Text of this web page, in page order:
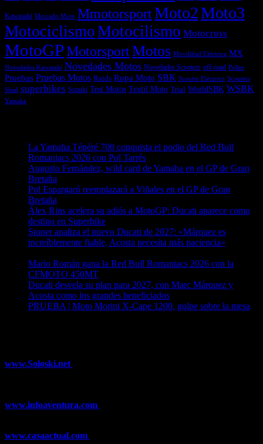
Kawasaki Mercado Moto MmotorsportMoto2Moto3
MotociclismoMotocilismo Motocross
MotoGPMotorsportMotos Movilidad Eléctrica MX
Novedades Kawasaki Novedades Motos Novedades Scooters off-road Polini
Pruebas Pruebas Motos Raids Ropa Moto SBK Scooter Eléctrico Scooters
Shad superbikes Suzuki Test Motos Textil Moto Trial WorldSBK WSBK
Yamaha
La Yamaha Ténéré 700 conquista el podio del Red Bull
Romaniacs 2026 con Pol Tarrés
Augusto Fernández, wild card de Yamaha en el GP de Gran
Bretaña
Pol Espargaró reemplazará a Viñales en el GP de Gran
Bretaña
Álex Rins acelera su adiós a MotoGP: Ducati aparece como
destino en Superbike
Stoner analiza el nuevo Ducati de 2027: «Márquez es
increíblemente fiable, Acosta necesita más paciencia»
Mario Román gana la Red Bull Romaniacs 2026 con la
CFMOTO 450MT
Ducati desvela su plan para 2027, con Marc Márquez y
Acosta como los grandes beneficiados
PRUEBA | Moto Morini X-Cape 1200, golpe sobre la mesa
www.Soloski.net
www.infoaventura.com
www.casaactual.com